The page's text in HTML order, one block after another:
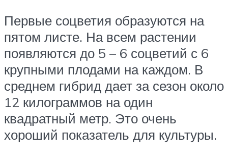
Первые соцветия образуются на
пятом листе. На всем растении
появляются до 5 – 6 соцветий с 6
крупными плодами на каждом. В
среднем гибрид дает за сезон около
12 килограммов на один
квадратный метр. Это очень
хороший показатель для культуры.